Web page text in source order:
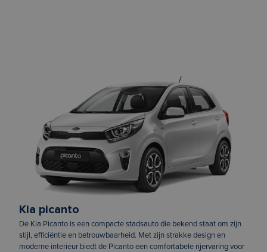
Kia picanto
De Kia Picanto is een compacte stadsauto die bekend staat om zijn
stijl, efficiëntie en betrouwbaarheid. Met zijn strakke design en
moderne interieur biedt de Picanto een comfortabele rijervaring voor